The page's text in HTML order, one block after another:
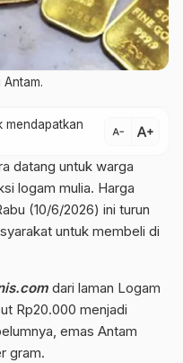
Antam.
mendapatkan
text_decrease text_increase
datang untuk warga
logam mulia. Harga
(10/6/2026) ini turun
untuk membeli di
dari laman Logam
Rp20.000 menjadi
emas Antam
gram.